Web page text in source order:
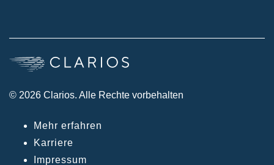
© 2026 Clarios. Alle Rechte vorbehalten
Mehr erfahren
Karriere
Impressum